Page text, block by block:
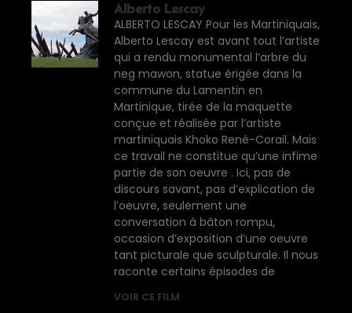
Alberto Lescay
ALBERTO LESCAY Pour les Martiniquais,
Alberto Lescay est avant tout l’artiste
qui a rendu monumental l’arbre du
neg mawon, statue érigée dans la
commune du Lamentin en
Martinique, tirée de la maquette
conçue et réalisée par l’artiste
martiniquais Khoko René-Corail. Mais
ce travail ne constitue qu’une infime
partie de son oeuvre . Ici, pas de
discours savant, pas d’explication de
l’oeuvre, seulement une
conversation à bâton rompu,
occasion d’exposition d’une oeuvre
tant picturale que sculpturale. Il nous
raconte certains épisodes de
VOIR CE FILM